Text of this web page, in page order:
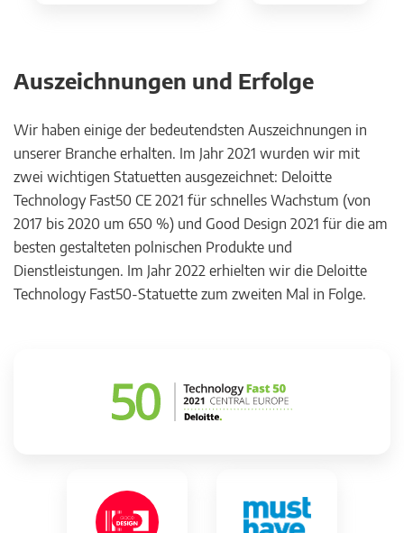
Auszeichnungen und Erfolge
Wir haben einige der bedeutendsten Auszeichnungen in
unserer Branche erhalten. Im Jahr 2021 wurden wir mit
zwei wichtigen Statuetten ausgezeichnet: Deloitte
Technology Fast50 CE 2021 für schnelles Wachstum (von
2017 bis 2020 um 650 %) und Good Design 2021 für die am
besten gestalteten polnischen Produkte und
Dienstleistungen. Im Jahr 2022 erhielten wir die Deloitte
Technology Fast50-Statuette zum zweiten Mal in Folge.